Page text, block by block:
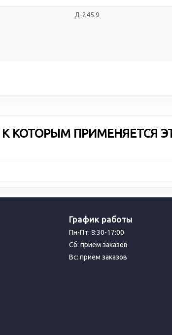
Д-245.9
КОТОРЫМ ПРИМЕНЯЕТСЯ
График работы
Пн-Пт: 8:30-17:00
Сб: прием заказов
Вс: прием заказов